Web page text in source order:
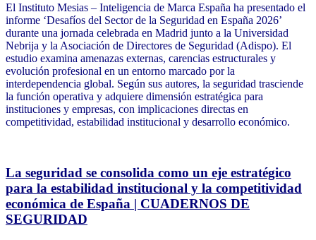
El Instituto Mesias – Inteligencia de Marca España ha presentado el
informe ‘Desafíos del Sector de la Seguridad en España 2026’
durante una jornada celebrada en Madrid junto a la Universidad
Nebrija y la Asociación de Directores de Seguridad (Adispo). El
estudio examina amenazas externas, carencias estructurales y
evolución profesional en un entorno marcado por la
interdependencia global. Según sus autores, la seguridad trasciende
la función operativa y adquiere dimensión estratégica para
instituciones y empresas, con implicaciones directas en
competitividad, estabilidad institucional y desarrollo económico.
La seguridad se consolida como un eje estratégico
para la estabilidad institucional y la competitividad
económica de España | CUADERNOS DE
SEGURIDAD